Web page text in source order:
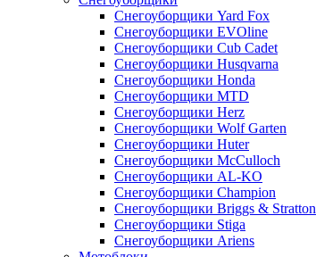
Снегоуборщики Yard Fox
Снегоуборщики EVOline
Снегоуборщики Cub Cadet
Снегоуборщики Husqvarna
Снегоуборщики Honda
Снегоуборщики MTD
Снегоуборщики Herz
Снегоуборщики Wolf Garten
Снегоуборщики Huter
Снегоуборщики McCulloch
Снегоуборщики AL-KO
Снегоуборщики Champion
Снегоуборщики Briggs & Stratton
Снегоуборщики Stiga
Снегоуборщики Ariens